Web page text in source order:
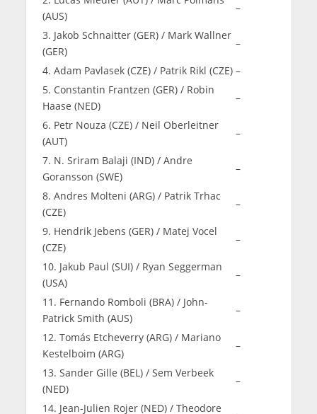
(AUS)
–
3. Jakob Schnaitter (GER) / Mark Wallner
(GER)
–
4. Adam Pavlasek (CZE) / Patrik Rikl (CZE) –
5. Constantin Frantzen (GER) / Robin
Haase (NED)
–
6. Petr Nouza (CZE) / Neil Oberleitner
(AUT)
–
7. N. Sriram Balaji (IND) / Andre
Goransson (SWE)
–
8. Andres Molteni (ARG) / Patrik Trhac
(CZE)
–
9. Hendrik Jebens (GER) / Matej Vocel
(CZE)
–
10. Jakub Paul (SUI) / Ryan Seggerman
(USA)
–
11. Fernando Romboli (BRA) / John-
Patrick Smith (AUS)
–
12. Tomás Etcheverry (ARG) / Mariano
Kestelboim (ARG)
–
13. Sander Gille (BEL) / Sem Verbeek
(NED)
–
14. Jean-Julien Rojer (NED) / Theodore